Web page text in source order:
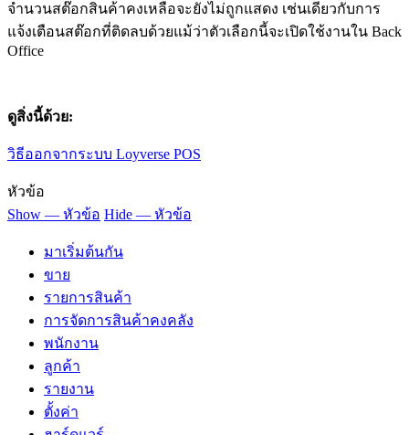
จำนวนสต๊อกสินค้าคงเหลือจะยังไม่ถูกแสดง เช่นเดียวกับการ
แจ้งเตือนสต๊อกที่ติดลบด้วยแม้ว่าตัวเลือกนี้จะเปิดใช้งานใน Back
Office
ดูสิ่งนี้ด้วย:
วิธีออกจากระบบ Loyverse POS
หัวข้อ
Show — หัวข้อ Hide — หัวข้อ
มาเริ่มต้นกัน
ขาย
รายการสินค้า
การจัดการสินค้าคงคลัง
พนักงาน
ลูกค้า
รายงาน
ตั้งค่า